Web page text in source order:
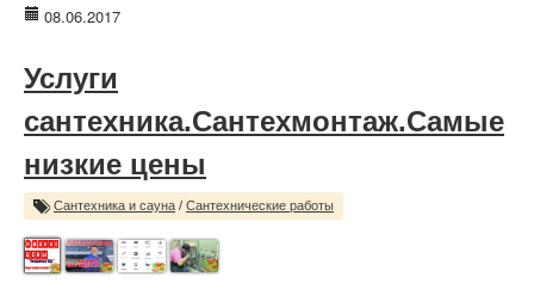
08.06.2017
Услуги
сантехника.Сантехмонтаж.Самые
низкие цены
Сантехника и сауна / Сантехнические работы